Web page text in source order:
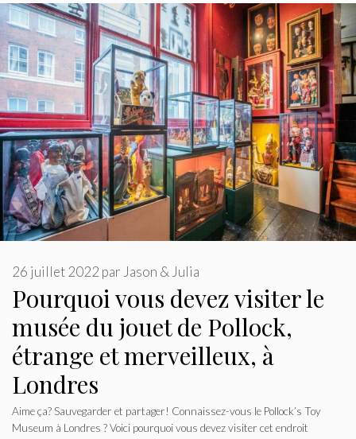
Pourquoi vous devez visiter le
musée du jouet de Pollock,
étrange et merveilleux, à
Londres
26 juillet 2022 par Jason & Julia
Aime ça? Sauvegarder et partager! Connaissez-vous le Pollock’s Toy
Museum à Londres ? Voici pourquoi vous devez visiter cet endroit